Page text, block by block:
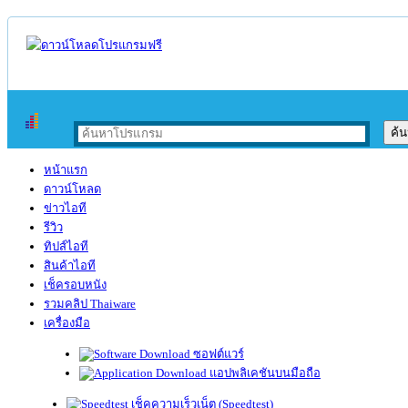
หน้าแรก
ดาวน์โหลด
ข่าวไอที
รีวิว
ทิปส์ไอที
สินค้าไอที
เช็ครอบหนัง
รวมคลิป Thaiware
เครื่องมือ
ซอฟต์แวร์
แอปพลิเคชันบนมือถือ
เช็คความเร็วเน็ต (Speedtest)